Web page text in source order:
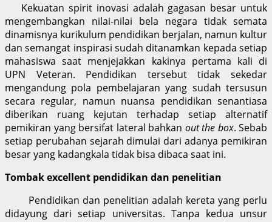
Kekuatan spirit inovasi adalah gagasan besar untuk
mengembangkan nilai-nilai bela negara tidak semata
dinamisnya kurikulum pendidikan berjalan, namun kultur
dan semangat inspirasi sudah ditanamkan kepada setiap
mahasiswa saat menjejakkan kakinya pertama kali di
UPN Veteran. Pendidikan tersebut tidak sekedar
mengandung pola pembelajaran yang sudah tersusun
secara regular, namun nuansa pendidikan senantiasa
diberikan ruang kejutan terhadap setiap alternatif
pemikiran yang bersifat lateral bahkan out the box. Sebab
setiap perubahan sejarah dimulai dari adanya pemikiran
besar yang kadangkala tidak bisa dibaca saat ini.
Tombak excellent pendidikan dan penelitian
Pendidikan dan penelitian adalah kereta yang perlu
didayung dari setiap universitas. Tanpa kedua unsur